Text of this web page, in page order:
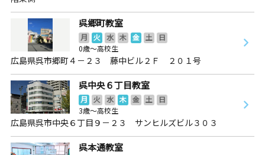
呉郷町教室
月 火 水 木 金 土
日
0歳～高校生
広島県呉市郷町４－２３ 藤中ビル２Ｆ ２０１号
呉中央６丁目教室
月 火 水 木 金 土
日
3歳～高校生
広島県呉市中央６丁目９－２３ サンヒルズビル３０３
呉本通教室